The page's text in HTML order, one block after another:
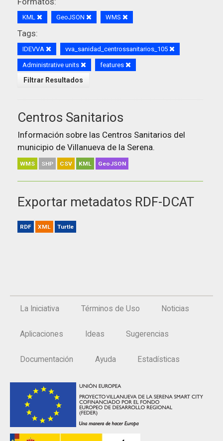
KML GeoJSON WMS
Tags:
IDEVVA vva_sanidad_centrossanitarios_105
Administrative units features
Filtrar Resultados
Centros Sanitarios
Información sobre las Centros Sanitarios del
municipio de Villanueva de la Serena.
WMS SHP CSV KML GeoJSON
Exportar metadatos RDF-DCAT
RDF XML Turtle
La Iniciativa Términos de Uso Noticias
Aplicaciones Ideas Sugerencias
Documentación Ayuda Estadísticas